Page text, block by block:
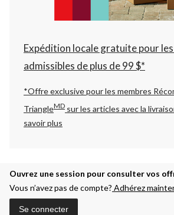
à
22:00
changer
Expédition locale gratuite pour
admissibles de plus de 99 $*
*Offre exclusive pour les membres
TriangleMD sur les articles avec la
savoir plus
Ouvrez une session pour consulter vos
Vous n’avez pas de compte? Adhérez
Se connecter